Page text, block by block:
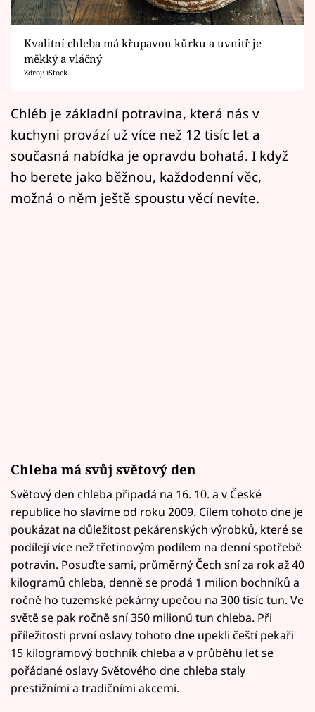
Sledujte prima+
Filmový festival Karlovy Vary
Mámy sobě
Přihlášení
Kvalitní chleba má křupavou kůrku a uvnitř je
měkký a vláčný
Zdroj: iStock
Chléb je základní potravina, která nás v
kuchyni provází už více než 12 tisíc let a
současná nabídka je opravdu bohatá. I když
ho berete jako běžnou, každodenní věc,
možná o něm ještě spoustu věcí nevíte.
Chleba má svůj světový den
Světový den chleba připadá na 16. 10. a v České
republice ho slavíme od roku 2009. Cílem tohoto dne je
poukázat na důležitost pekárenských výrobků, které se
podílejí více než třetinovým podílem na denní spotřebě
potravin. Posuďte sami, průměrný Čech sní za rok až 40
kilogramů chleba, denně se prodá 1 milion bochníků a
ročně ho tuzemské pekárny upečou na 300 tisíc tun. Ve
světě se pak ročně sní 350 milionů tun chleba. Při
příležitosti první oslavy tohoto dne upekli čeští pekaři
15 kilogramový bochník chleba a v průběhu let se
pořádané oslavy Světového dne chleba staly
prestižními a tradičními akcemi.